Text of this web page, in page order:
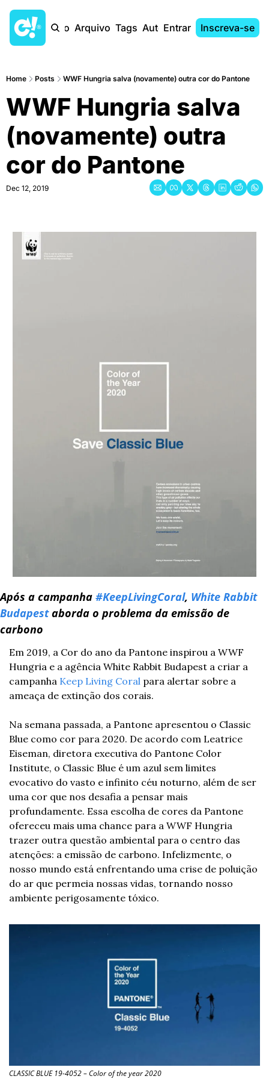
Início Arquivo Tags AutoresEntrar Inscreva-se
Home Posts WWF Hungria salva (novamente) outra cor do Pantone
WWF Hungria salva
(novamente) outra
cor do Pantone
Dec 12, 2019
Após a campanha #KeepLivingCoral, White Rabbit
Budapest aborda o problema da emissão de
carbono
Em 2019, a Cor do ano da Pantone inspirou a WWF
Hungria e a agência White Rabbit Budapest a criar a
campanha Keep Living Coral para alertar sobre a
ameaça de extinção dos corais.
Na semana passada, a Pantone apresentou o Classic
Blue como cor para 2020. De acordo com Leatrice
Eiseman, diretora executiva do Pantone Color
Institute, o Classic Blue é um azul sem limites
evocativo do vasto e infinito céu noturno, além de ser
uma cor que nos desafia a pensar mais
profundamente. Essa escolha de cores da Pantone
ofereceu mais uma chance para a WWF Hungria
trazer outra questão ambiental para o centro das
atenções: a emissão de carbono. Infelizmente, o
nosso mundo está enfrentando uma crise de poluição
do ar que permeia nossas vidas, tornando nosso
ambiente perigosamente tóxico.
CLASSIC BLUE 19-4052 – Color of the year 2020